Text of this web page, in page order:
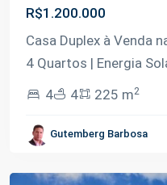
R$1.200.000
Casa Duplex à Venda
4 Quartos | Energia
4
4 225 m2
Gutemberg Barbosa
Negra,